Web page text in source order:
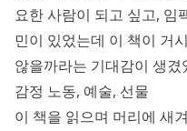
요한 사람이 되고 싶고, 임
민이 있었는데 이 책이 거
않을까라는 기대감이 생겼
감정 노동, 예술, 선물
이 책을 읽으며 머리에 새